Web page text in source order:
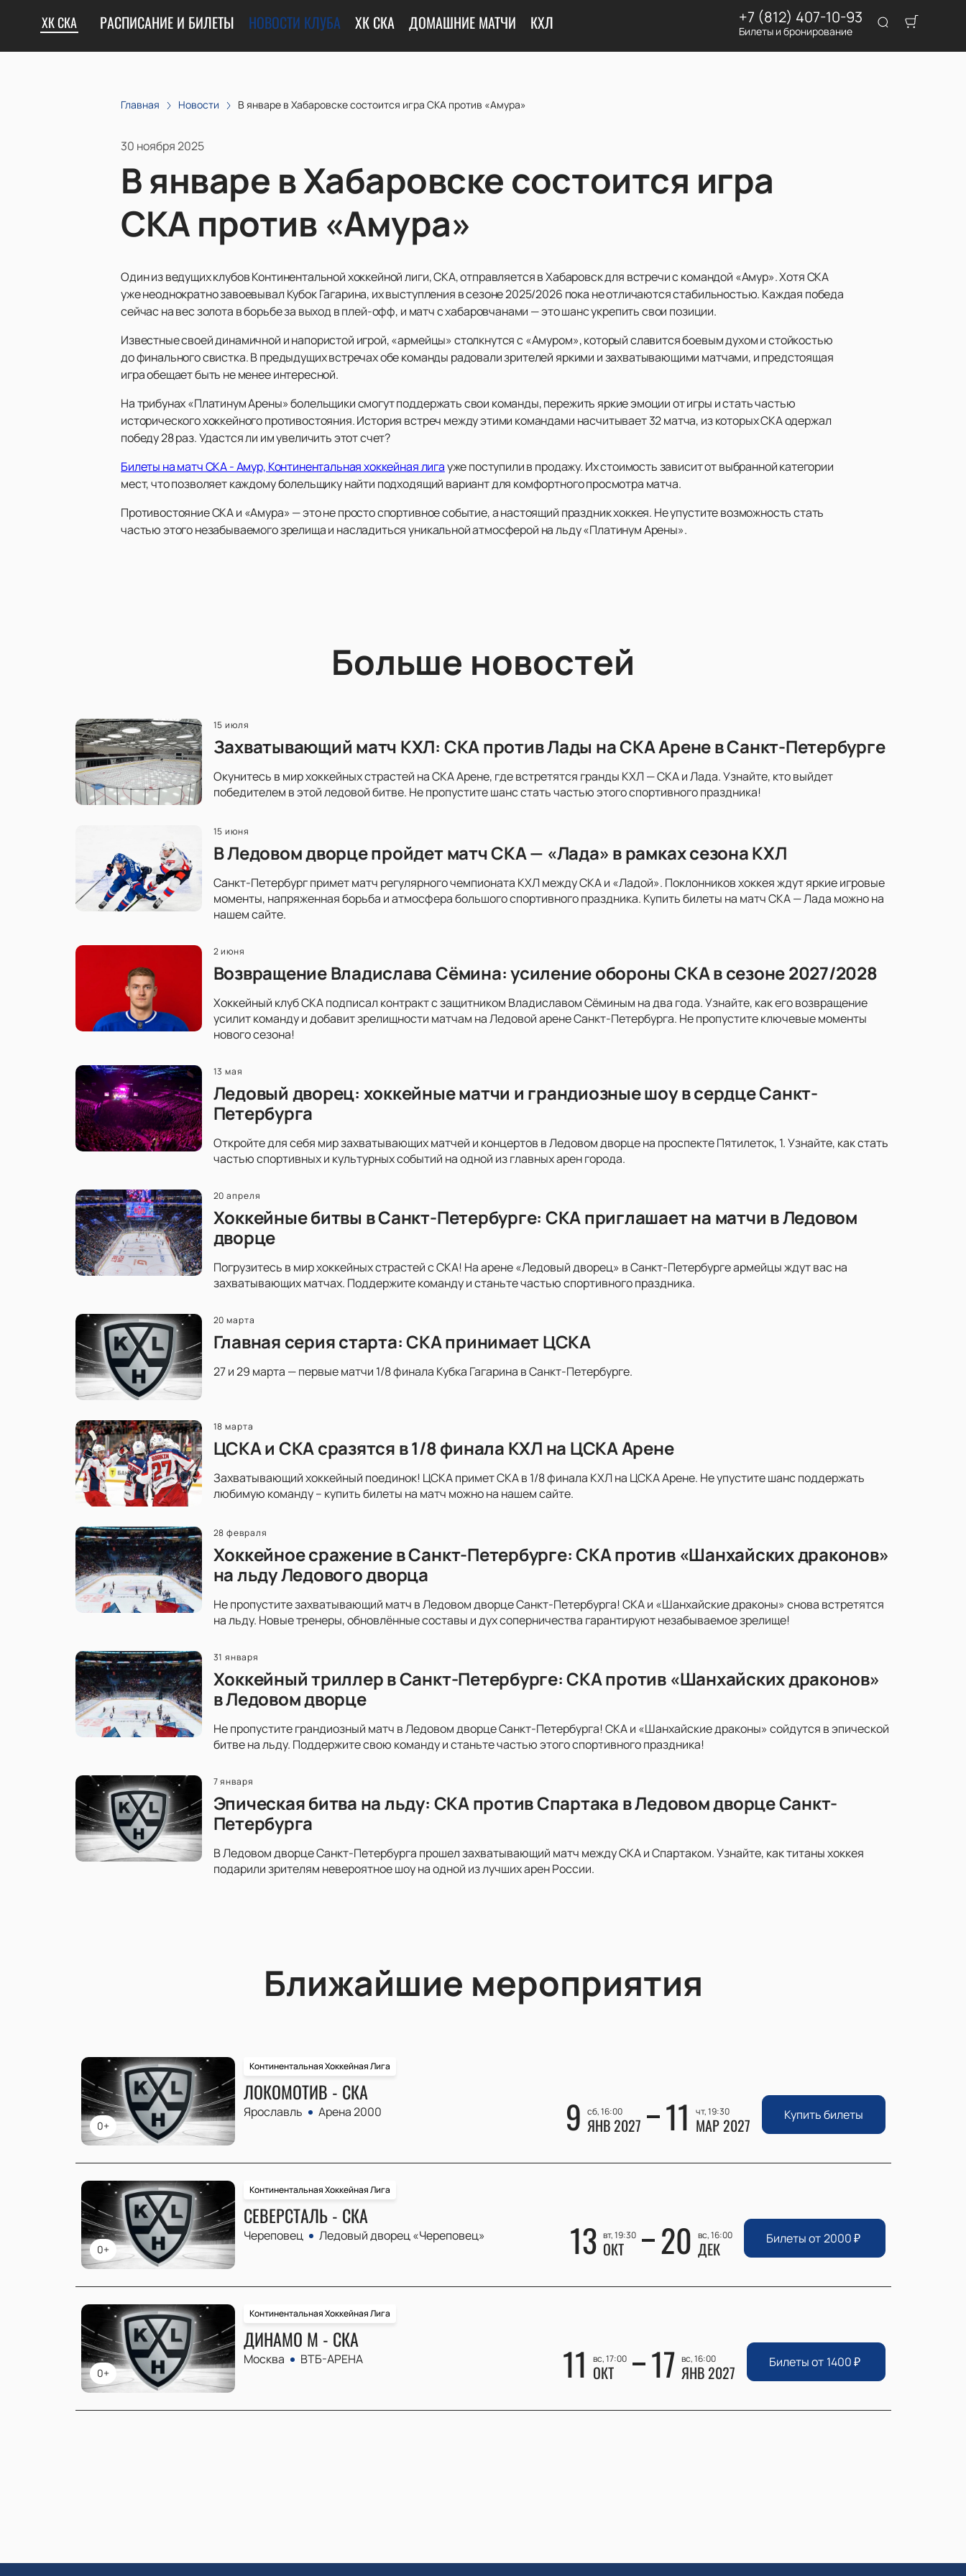
ХК СКА РАСПИСАНИЕ И БИЛЕТЫ НОВОСТИ КЛУБА ХК СКА ДОМАШНИЕ МАТЧИ КХЛ +7 (812) 407-10-93
Билеты и бронирование
Главная Новости В январе в Хабаровске состоится игра СКА против «Амура»
30 ноября 2025
В январе в Хабаровске состоится игра
СКА против «Амура»
Один из ведущих клубов Континентальной хоккейной лиги, СКА, отправляется в Хабаровск для встречи с командой «Амур». Хотя СКА
уже неоднократно завоевывал Кубок Гагарина, их выступления в сезоне 2025/2026 пока не отличаются стабильностью. Каждая победа
сейчас на вес золота в борьбе за выход в плей-офф, и матч с хабаровчанами — это шанс укрепить свои позиции.
Известные своей динамичной и напористой игрой, «армейцы» столкнутся с «Амуром», который славится боевым духом и стойкостью
до финального свистка. В предыдущих встречах обе команды радовали зрителей яркими и захватывающими матчами, и предстоящая
игра обещает быть не менее интересной.
На трибунах «Платинум Арены» болельщики смогут поддержать свои команды, пережить яркие эмоции от игры и стать частью
исторического хоккейного противостояния. История встреч между этими командами насчитывает 32 матча, из которых СКА одержал
победу 28 раз. Удастся ли им увеличить этот счет?
Билеты на матч СКА - Амур, Континентальная хоккейная лигауже поступили в продажу. Их стоимость зависит от выбранной категории
мест, что позволяет каждому болельщику найти подходящий вариант для комфортного просмотра матча.
Противостояние СКА и «Амура» — это не просто спортивное событие, а настоящий праздник хоккея. Не упустите возможность стать
частью этого незабываемого зрелища и насладиться уникальной атмосферой на льду «Платинум Арены».
Больше новостей
15 июля
Захватывающий матч КХЛ: СКА против Лады на СКА Арене в Санкт-Петербурге
Окунитесь в мир хоккейных страстей на СКА Арене, где встретятся гранды КХЛ — СКА и Лада. Узнайте, кто выйдет
победителем в этой ледовой битве. Не пропустите шанс стать частью этого спортивного праздника!
15 июня
В Ледовом дворце пройдет матч СКА — «Лада» в рамках сезона КХЛ
Санкт-Петербург примет матч регулярного чемпионата КХЛ между СКА и «Ладой». Поклонников хоккея ждут яркие игровые
моменты, напряженная борьба и атмосфера большого спортивного праздника. Купить билеты на матч СКА — Лада можно на
нашем сайте.
2 июня
Возвращение Владислава Сёмина: усиление обороны СКА в сезоне 2027/2028
Хоккейный клуб СКА подписал контракт с защитником Владиславом Сёминым на два года. Узнайте, как его возвращение
усилит команду и добавит зрелищности матчам на Ледовой арене Санкт-Петербурга. Не пропустите ключевые моменты
нового сезона!
13 мая
Ледовый дворец: хоккейные матчи и грандиозные шоу в сердце Санкт-
Петербурга
Откройте для себя мир захватывающих матчей и концертов в Ледовом дворце на проспекте Пятилеток, 1. Узнайте, как стать
частью спортивных и культурных событий на одной из главных арен города.
20 апреля
Хоккейные битвы в Санкт-Петербурге: СКА приглашает на матчи в Ледовом
дворце
Погрузитесь в мир хоккейных страстей с СКА! На арене «Ледовый дворец» в Санкт-Петербурге армейцы ждут вас на
захватывающих матчах. Поддержите команду и станьте частью спортивного праздника.
20 марта
Главная серия старта: СКА принимает ЦСКА
27 и 29 марта — первые матчи 1/8 финала Кубка Гагарина в Санкт-Петербурге.
18 марта
ЦСКА и СКА сразятся в 1/8 финала КХЛ на ЦСКА Арене
Захватывающий хоккейный поединок! ЦСКА примет СКА в 1/8 финала КХЛ на ЦСКА Арене. Не упустите шанс поддержать
любимую команду – купить билеты на матч можно на нашем сайте.
28 февраля
Хоккейное сражение в Санкт-Петербурге: СКА против «Шанхайских драконов»
на льду Ледового дворца
Не пропустите захватывающий матч в Ледовом дворце Санкт-Петербурга! СКА и «Шанхайские драконы» снова встретятся
на льду. Новые тренеры, обновлённые составы и дух соперничества гарантируют незабываемое зрелище!
31 января
Хоккейный триллер в Санкт-Петербурге: СКА против «Шанхайских драконов»
в Ледовом дворце
Не пропустите грандиозный матч в Ледовом дворце Санкт-Петербурга! СКА и «Шанхайские драконы» сойдутся в эпической
битве на льду. Поддержите свою команду и станьте частью этого спортивного праздника!
7 января
Эпическая битва на льду: СКА против Спартака в Ледовом дворце Санкт-
Петербурга
В Ледовом дворце Санкт-Петербурга прошел захватывающий матч между СКА и Спартаком. Узнайте, как титаны хоккея
подарили зрителям невероятное шоу на одной из лучших арен России.
Ближайшие мероприятия
0+
Континентальная Хоккейная Лига
ЛОКОМОТИВ - СКА
Ярославль Арена 2000 9 сб, 16:00
ЯНВ 2027 11 чт, 19:30
МАР 2027 Купить билеты
0+
Континентальная Хоккейная Лига
СЕВЕРСТАЛЬ - СКА
Череповец Ледовый дворец «Череповец» 13 вт, 19:30
ОКТ 20 вс, 16:00
ДЕК Билеты от 2000₽
0+
Континентальная Хоккейная Лига
ДИНАМО М - СКА
Москва ВТБ-АРЕНА 11 вс, 17:00
ОКТ 17 вс, 16:00
ЯНВ 2027 Билеты от 1400₽